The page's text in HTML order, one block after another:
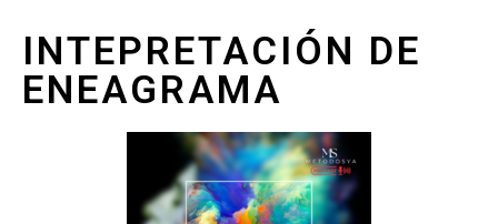
INTEPRETACIÓN DE
ENEAGRAMA